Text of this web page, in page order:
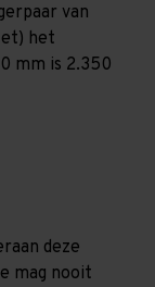
van
het
mm is 2.350
deze
mag nooit